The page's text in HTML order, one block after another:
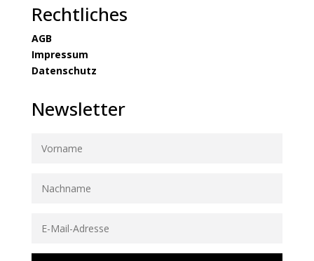
Rechtliches
AGB
Impressum
Datenschutz
Newsletter